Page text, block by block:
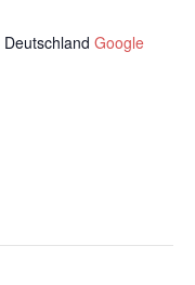
Deutschland Google